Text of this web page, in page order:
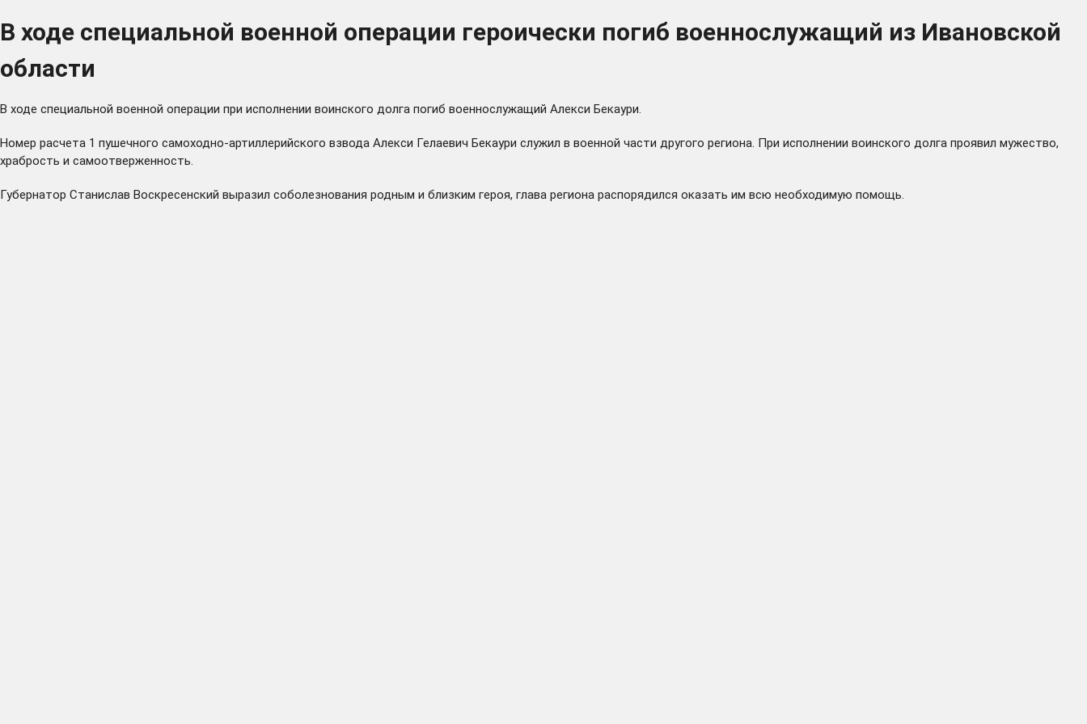
В ходе специальной военной операции героически погиб военнослужащий из Ивановской
области
В ходе специальной военной операции при исполнении воинского долга погиб военнослужащий Алекси Бекаури.
Номер расчета 1 пушечного самоходно-артиллерийского взвода Алекси Гелаевич Бекаури служил в военной части другого региона. При исполнении воинского долга проявил мужество,
храбрость и самоотверженность.
Губернатор Станислав Воскресенский выразил соболезнования родным и близким героя, глава региона распорядился оказать им всю необходимую помощь.